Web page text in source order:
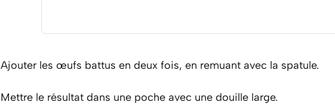
Ajouter les œufs battus en deux fois, en remuant avec la spatule.
Mettre le résultat dans une poche avec une douille large.